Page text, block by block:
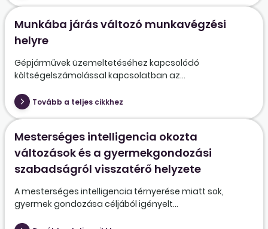
Munkába járás változó munkavégzési
helyre
Gépjárművek üzemeltetéséhez kapcsolódó
költségelszámolással kapcsolatban az...
Tovább a teljes cikkhez
Mesterséges intelligencia okozta
változások és a gyermekgondozási
szabadságról visszatérő helyzete
A mesterséges intelligencia térnyerése miatt sok,
gyermek gondozása céljából igényelt...